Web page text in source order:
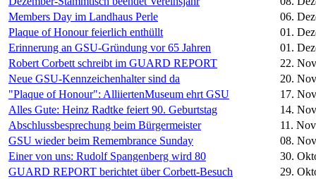
Members Day im Landhaus Perle
06.
Plaque of Honour feierlich enthüllt
01.
Erinnerung an GSU-Gründung vor 65 Jahren
01.
Robert Corbett schreibt im GUARD REPORT
22.
Neue GSU-Kennzeichenhalter sind da
20.
"Plaque of Honour": AlliiertenMuseum ehrt GSU
17.
Alles Gute: Heinz Radtke feiert 90. Geburtstag
14.
Abschlussbesprechung beim Bürgermeister
11.
GSU wieder beim Remembrance Sunday
08.
Einer von uns: Rudolf Spangenberg wird 80
30.
GUARD REPORT berichtet über Corbett-Besuch
29.